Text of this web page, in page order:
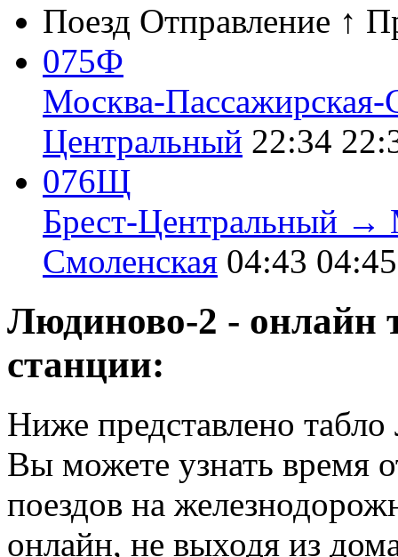
Поезд Отправление ↑
075Ф
Москва-
Центральный 22:34
076Щ
Брест-Центральный →
Смоленская 04:43 04:45
Людиново-2 - онлайн
станции:
Ниже представлено
Вы можете узнать время
поездов на
онлайн, не выходя из